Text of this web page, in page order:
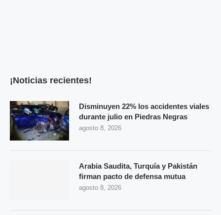
¡Noticias recientes!
Disminuyen 22% los accidentes viales
durante julio en Piedras Negras
agosto 8, 2026
Arabia Saudita, Turquía y Pakistán
firman pacto de defensa mutua
agosto 8, 2026